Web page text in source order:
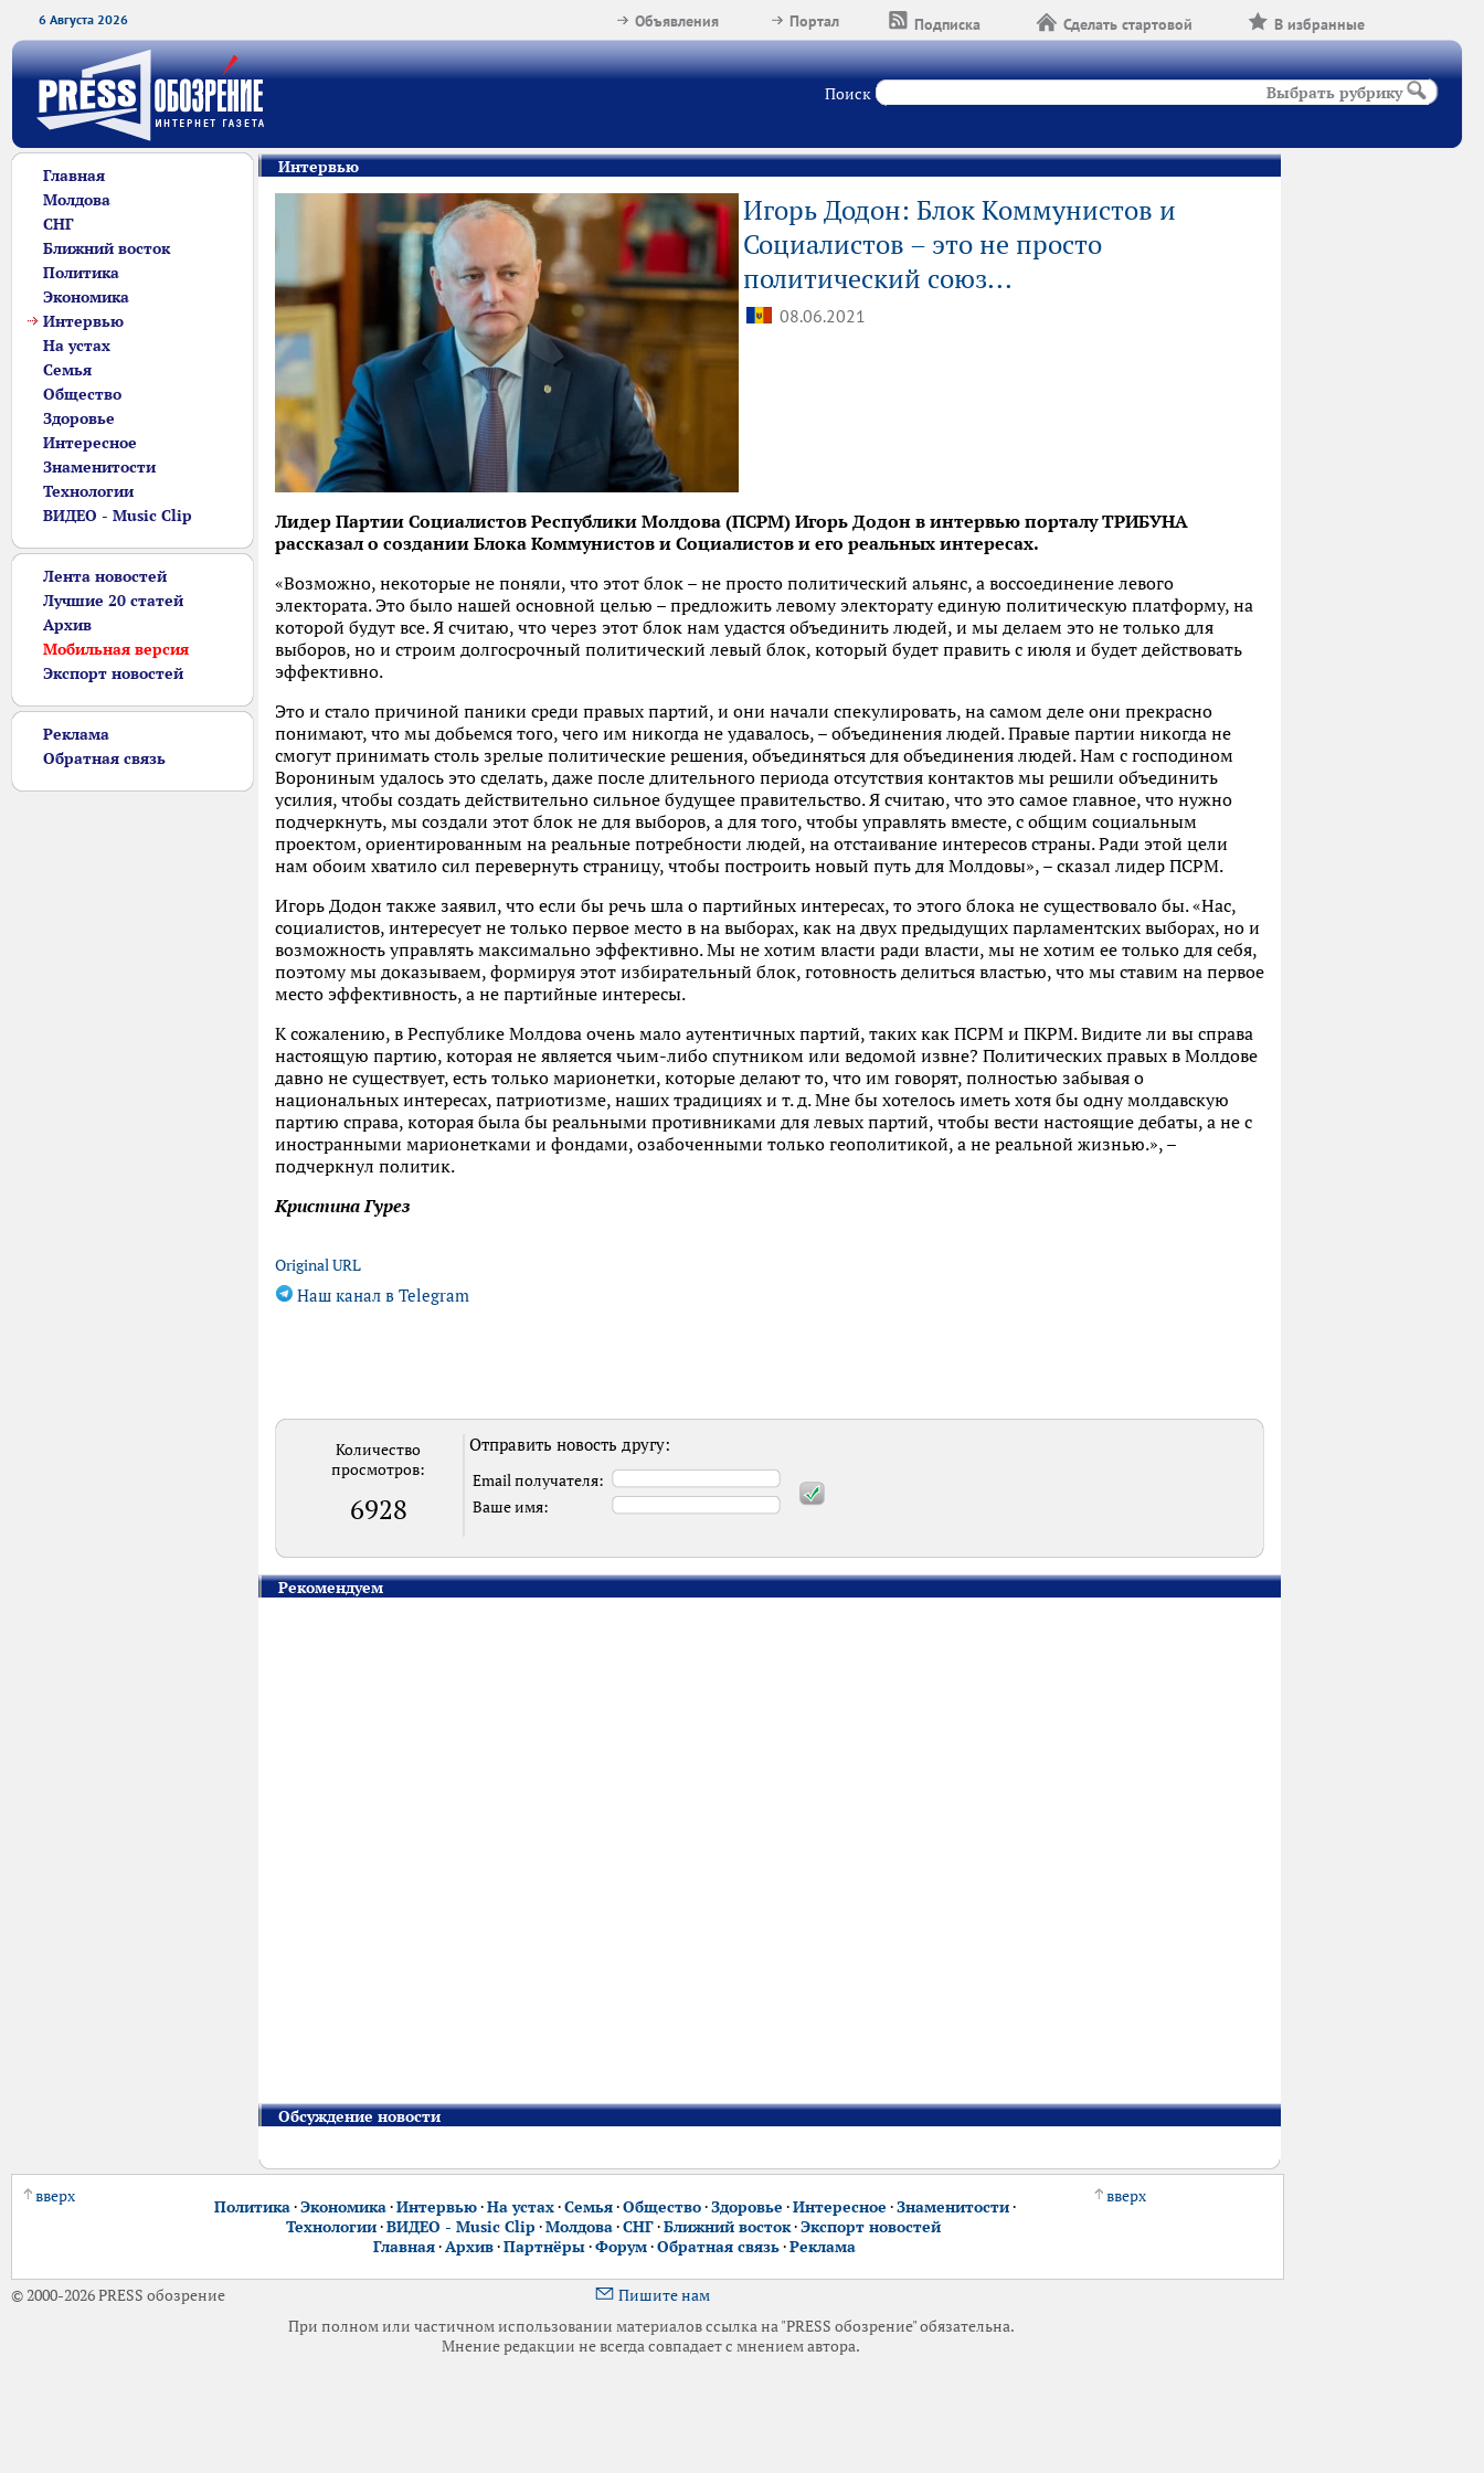
6 Августа 2026 В избранные
Сделать стартовой
Подписка
Портал
Объявления
Поиск Выбрать рубрику
Главная
Молдова
СНГ
Ближний восток
Политика
Экономика
Интервью
На устах
Семья
Общество
Здоровье
Интересное
Знаменитости
Технологии
ВИДЕО - Music Clip
Лента новостей
Лучшие 20 статей
Архив
Мобильная версия
Экспорт новостей
Реклама
Обратная связь
Интервью
Игорь Додон: Блок Коммунистов и
Социалистов – это не просто
политический союз...
08.06.2021
Лидер Партии Социалистов Республики Молдова (ПСРМ) Игорь Додон в интервью порталу ТРИБУНА
рассказал о создании Блока Коммунистов и Социалистов и его реальных интересах.
«Возможно, некоторые не поняли, что этот блок – не просто политический альянс, а воссоединение левого
электората. Это было нашей основной целью – предложить левому электорату единую политическую платформу, на
которой будут все. Я считаю, что через этот блок нам удастся объединить людей, и мы делаем это не только для
выборов, но и строим долгосрочный политический левый блок, который будет править с июля и будет действовать
эффективно.
Это и стало причиной паники среди правых партий, и они начали спекулировать, на самом деле они прекрасно
понимают, что мы добьемся того, чего им никогда не удавалось, – объединения людей. Правые партии никогда не
смогут принимать столь зрелые политические решения, объединяться для объединения людей. Нам с господином
Ворониным удалось это сделать, даже после длительного периода отсутствия контактов мы решили объединить
усилия, чтобы создать действительно сильное будущее правительство. Я считаю, что это самое главное, что нужно
подчеркнуть, мы создали этот блок не для выборов, а для того, чтобы управлять вместе, с общим социальным
проектом, ориентированным на реальные потребности людей, на отстаивание интересов страны. Ради этой цели
нам обоим хватило сил перевернуть страницу, чтобы построить новый путь для Молдовы», – сказал лидер ПСРМ.
Игорь Додон также заявил, что если бы речь шла о партийных интересах, то этого блока не существовало бы. «Нас,
социалистов, интересует не только первое место в на выборах, как на двух предыдущих парламентских выборах, но и
возможность управлять максимально эффективно. Мы не хотим власти ради власти, мы не хотим ее только для себя,
поэтому мы доказываем, формируя этот избирательный блок, готовность делиться властью, что мы ставим на первое
место эффективность, а не партийные интересы.
К сожалению, в Республике Молдова очень мало аутентичных партий, таких как ПСРМ и ПКРМ. Видите ли вы справа
настоящую партию, которая не является чьим-либо спутником или ведомой извне? Политических правых в Молдове
давно не существует, есть только марионетки, которые делают то, что им говорят, полностью забывая о
национальных интересах, патриотизме, наших традициях и т. д. Мне бы хотелось иметь хотя бы одну молдавскую
партию справа, которая была бы реальными противниками для левых партий, чтобы вести настоящие дебаты, а не с
иностранными марионетками и фондами, озабоченными только геополитикой, а не реальной жизнью.», –
подчеркнул политик.
Кристина Гурез
Original URL
Наш канал в Telegram
Количество
просмотров:
6928
Отправить новость другу:
Email получателя:
Ваше имя:
Рекомендуем
Обсуждение новости
вверх
Политика·Экономика·Интервью·На устах·Семья·Общество·Здоровье ·Интересное ·Знаменитости·
Технологии·ВИДЕО - Music Clip ·Молдова·СНГ·Ближний восток·Экспорт новостей
Главная·Архив·Партнёры·Форум·Обратная связь·Реклама
вверх
© 2000-2026 PRESS обозрение
Пишите нам
При полном или частичном использовании материалов ссылка на "PRESS обозрение" обязательна.
Мнение редакции не всегда совпадает с мнением автора.